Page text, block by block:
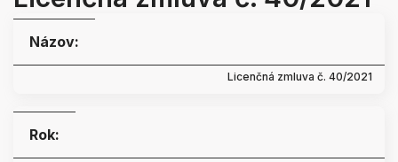
Názov:
Licenčná zmluva č. 40/2021
Rok: